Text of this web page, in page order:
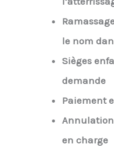
le nom
Sièges
demande
Paiement
en charge